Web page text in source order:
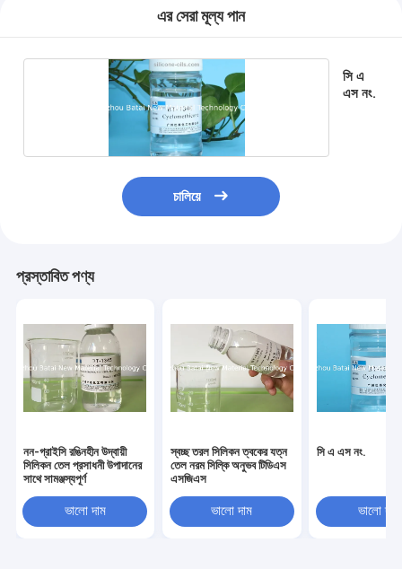
এর সেরা মূল্য পান
সি এ
এস নং.
চালিয়ে
প্রস্তাবিত পণ্য
নন-গ্রাইসি রঙিনহীন উদ্বায়ী
সিলিকন তেল প্রসাধনী উপাদানের
সাথে সামঞ্জস্যপূর্ণ
ভালো দাম
স্বচ্ছ তরল সিলিকন ত্বকের যত্ন
তেল নরম সিল্কি অনুভব টিডিএস
এসজিএস
ভালো দাম
সি এ এস নং.
ভালো দাম